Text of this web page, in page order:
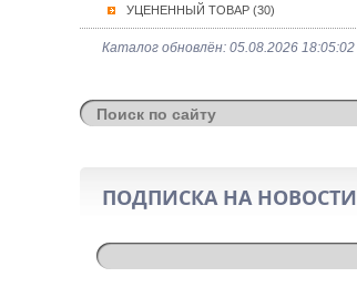
УЦЕНЕННЫЙ ТОВАР (30)
Каталог обновлён: 05.08.2026 18:05:02
ПОДПИСКА НА НОВОСТИ